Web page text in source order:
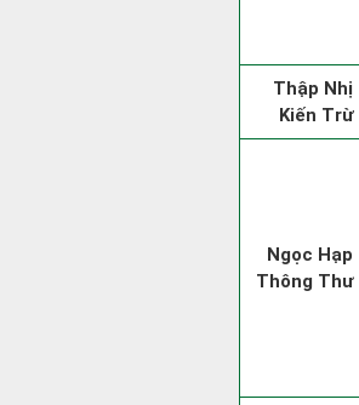
Thập Nhị
Kiến Trừ
Ngọc Hạp
Thông Thư